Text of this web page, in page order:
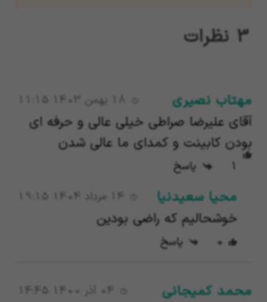
3 نظرات
مهتاب نصیری
آقای علیرضا صراطی خیلی عالی و حرفه ای
بودن کابینت و کمدای ما عالی شدن
1 پاسخ
محیا سعیدنیا
خوشحالیم که راضی بودین
0 پاسخ
محمد کمیجانی